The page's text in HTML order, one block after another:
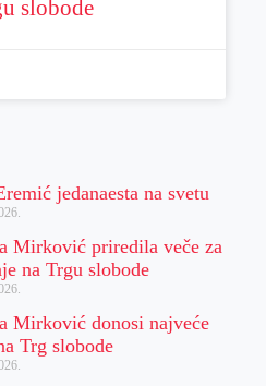
slobode
jedanaesta na svetu
Mirković priredila veče za
na Trgu slobode
Mirković donosi najveće
Trg slobode